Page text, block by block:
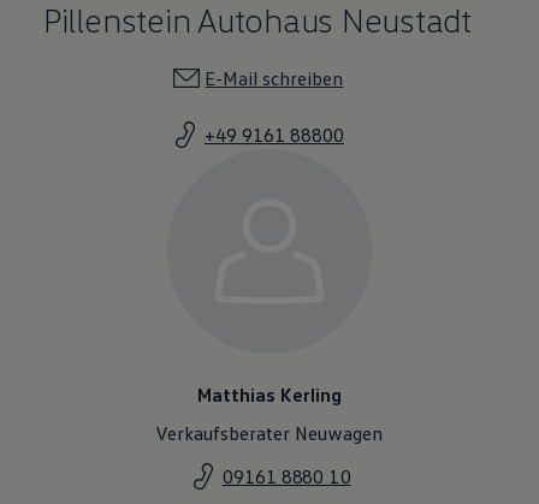
Pillenstein Autohaus Neustadt
E-Mail schreiben
+49 9161 88800
Matthias Kerling
Verkaufsberater Neuwagen
09161 8880 10